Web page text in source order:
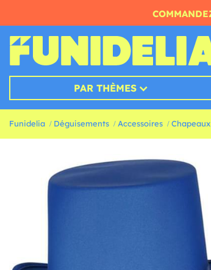
PAR THÈMES
Funidelia Déguisements Accessoires Chapeaux